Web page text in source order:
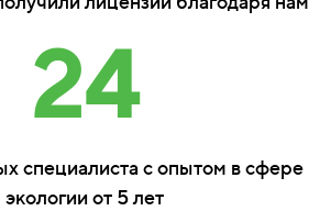
24
специалиста с опытом в сфере
экологии от 5 лет